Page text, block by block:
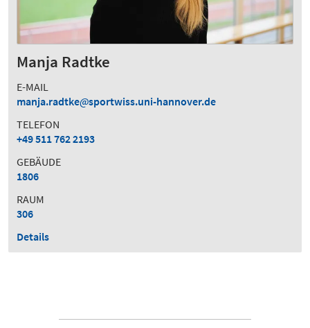
Manja Radtke
E-MAIL
manja.radtke
sportwiss.uni-hannover.de
TELEFON
+49 511 762 2193
GEBÄUDE
1806
RAUM
306
Details